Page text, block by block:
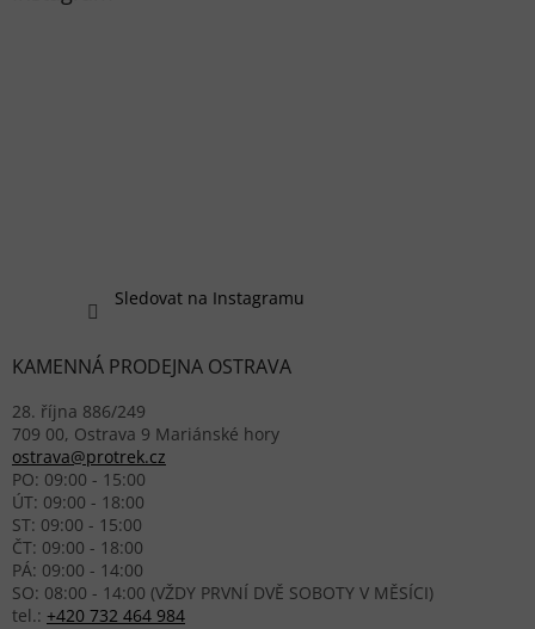
Sledovat na Instagramu
KAMENNÁ PRODEJNA OSTRAVA
28. října 886/249
709 00, Ostrava 9 Mariánské hory
ostrava@protrek.cz
PO: 09:00 - 15:00
ÚT: 09:00 - 18:00
ST: 09:00 - 15:00
ČT: 09:00 - 18:00
PÁ: 09:00 - 14:00
SO: 08:00 - 14:00 (VŽDY PRVNÍ DVĚ SOBOTY V MĚSÍCI)
tel.: +420 732 464 984